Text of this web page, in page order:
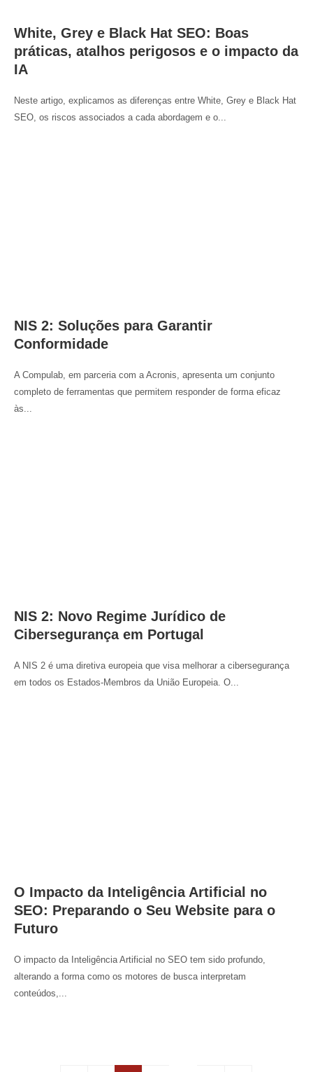
White, Grey e Black Hat SEO: Boas
práticas, atalhos perigosos e o impacto da
IA
Neste artigo, explicamos as diferenças entre White, Grey e Black Hat
SEO, os riscos associados a cada abordagem e o...
NIS 2: Soluções para Garantir
Conformidade
A Compulab, em parceria com a Acronis, apresenta um conjunto
completo de ferramentas que permitem responder de forma eficaz
às...
NIS 2: Novo Regime Jurídico de
Cibersegurança em Portugal
A NIS 2 é uma diretiva europeia que visa melhorar a cibersegurança
em todos os Estados-Membros da União Europeia. O...
O Impacto da Inteligência Artificial no
SEO: Preparando o Seu Website para o
Futuro
O impacto da Inteligência Artificial no SEO tem sido profundo,
alterando a forma como os motores de busca interpretam
conteúdos,...